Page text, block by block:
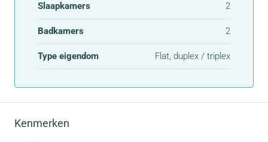
Slaapkamers 2
Badkamers 2
Type eigendom Flat, duplex / triplex
Kenmerken